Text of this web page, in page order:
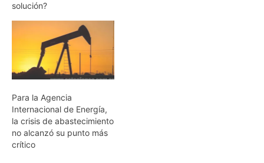
solución?
Para la Agencia
Internacional de Energía,
la crisis de abastecimiento
no alcanzó su punto más
crítico